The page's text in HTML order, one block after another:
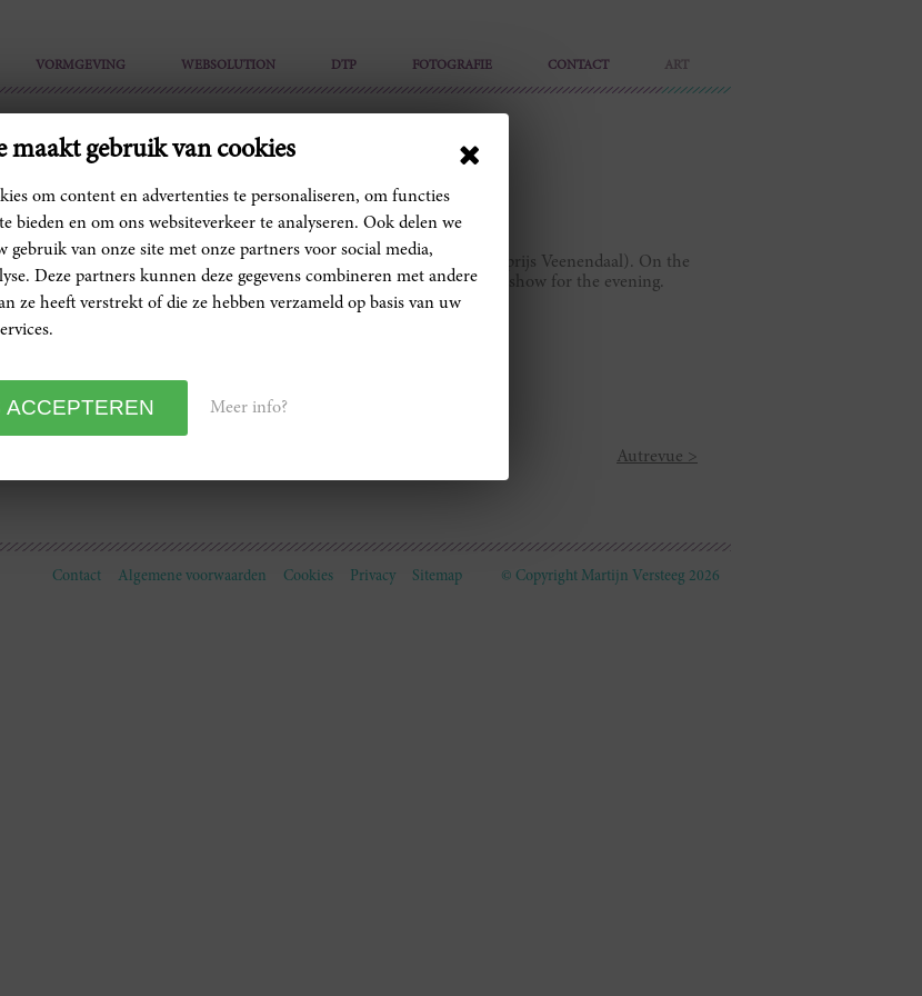
VORMGEVING WEBSOLUTION DTP FOTOGRAFIE CONTACT ART
20-05-2022 I'm nominated for the 'Culture award Veenendaal' (cultuurprijs Veenendaal). On the
of june the winner will be announced at the special written theater show for the evening.
Autrevue >
Contact Algemene voorwaarden Cookies Privacy Sitemap © Copyright Martijn Versteeg 2026
maakt gebruik van cookies
om content en advertenties te personaliseren, om functies
bieden en om ons websiteverkeer te analyseren. Ook delen we
gebruik van onze site met onze partners voor social media,
Deze partners kunnen deze gegevens combineren met andere
ze heeft verstrekt of die ze hebben verzameld op basis van uw
Meer info?